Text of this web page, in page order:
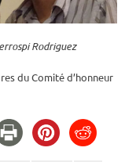
Rodriguez
du Comité d’honneur